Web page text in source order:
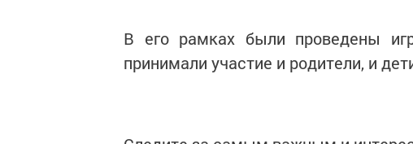
В его рамках были проведены
принимали участие и родители, и